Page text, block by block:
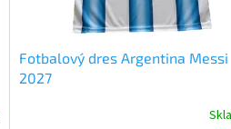
Fotbalový dres Argentina Messi
2027